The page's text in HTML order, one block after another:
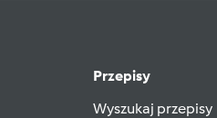
Przepisy
Wyszukaj przepisy